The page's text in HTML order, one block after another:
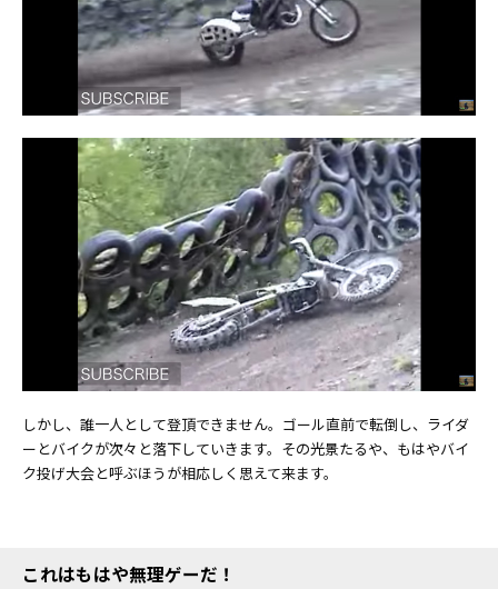
しかし、誰一人として登頂できません。ゴール直前で転倒し、ライダ
ーとバイクが次々と落下していきます。その光景たるや、もはやバイ
ク投げ大会と呼ぶほうが相応しく思えて来ます。
これはもはや無理ゲーだ！